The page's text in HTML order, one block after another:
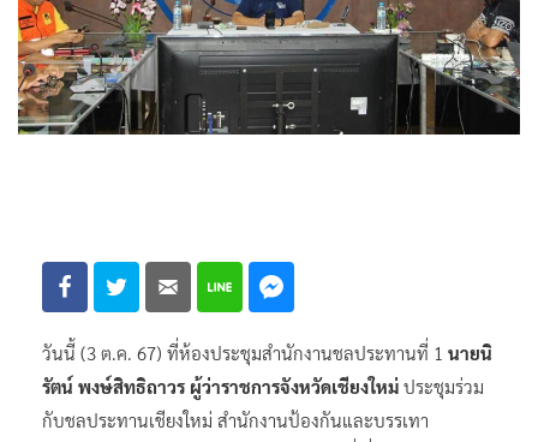
วันนี้ (3 ต.ค. 67) ที่ห้องประชุมสำนักงานชลประทานที่ 1 นายนิ
รัตน์ พงษ์สิทธิถาวร ผู้ว่าราชการจังหวัดเชียงใหม่ ประชุมร่วม
กับชลประทานเชียงใหม่ สำนักงานป้องกันและบรรเทา